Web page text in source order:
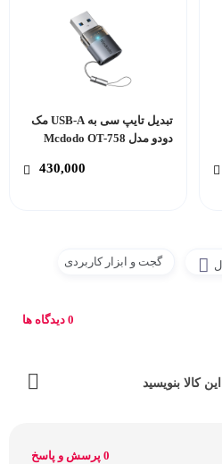
تبدیل تایپ سی به USB-A مک
دودو مدل Mcdodo OT-758
430,000
گجت و ابزار کاربردی
0 دیدگاه ها
کالا بنویسید
0 پرسش و پاسخ